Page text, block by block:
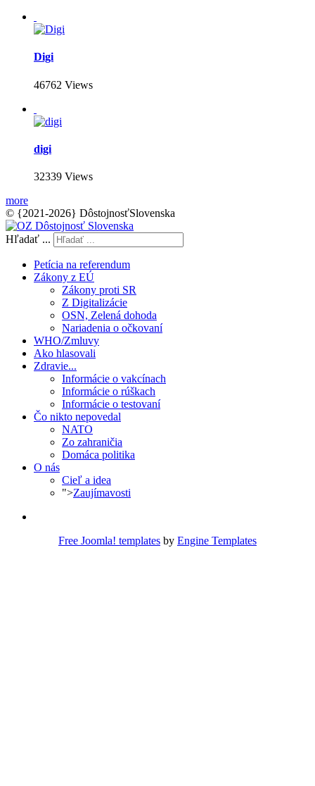
Digi
46762 Views
digi
32339 Views
more
© {2021-2026} DôstojnosťSlovenska
Hľadať ...
Petícia na referendum
Zákony z EÚ
Zákony proti SR
Z Digitalizácie
OSN, Zelená dohoda
Nariadenia o očkovaní
WHO/Zmluvy
Ako hlasovali
Zdravie...
Informácie o vakcínach
Informácie o rúškach
Informácie o testovaní
Čo nikto nepovedal
NATO
Zo zahraničia
Domáca politika
O nás
Cieľ a idea
">Zaujímavosti
Free Joomla! templates by Engine Templates